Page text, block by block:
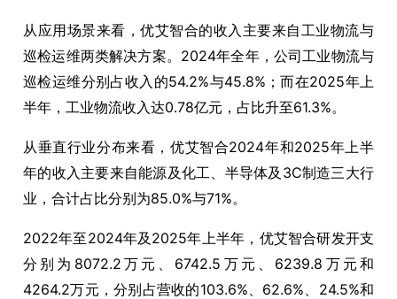
从应用场景来看，优艾智合的收入主要来自工业物流与
巡检运维两类解决方案。2024年全年，公司工业物流与
巡检运维分别占收入的54.2%与45.8%；而在2025年上
半年，工业物流收入达0.78亿元，占比升至61.3%。
从垂直行业分布来看，优艾智合2024年和2025年上半
年的收入主要来自能源及化工、半导体及3C制造三大行
业，合计占比分别为85.0%与71%。
2022年至2024年及2025年上半年，优艾智合研发开支
分别为8072.2万元、6742.5万元、6239.8万元和
4264.2万元，分别占营收的103.6%、62.6%、24.5%和